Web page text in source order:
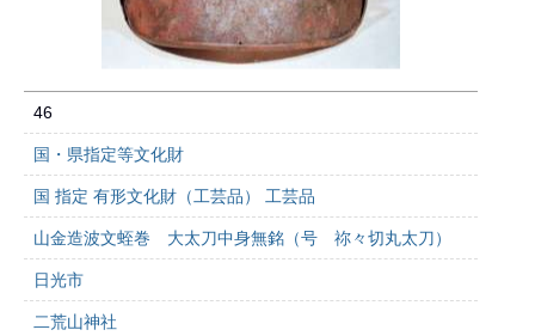
46
国・県指定等文化財
国 指定 有形文化財（工芸品） 工芸品
山金造波文蛭巻 大太刀中身無銘（号 祢々切丸太刀）
日光市
二荒山神社